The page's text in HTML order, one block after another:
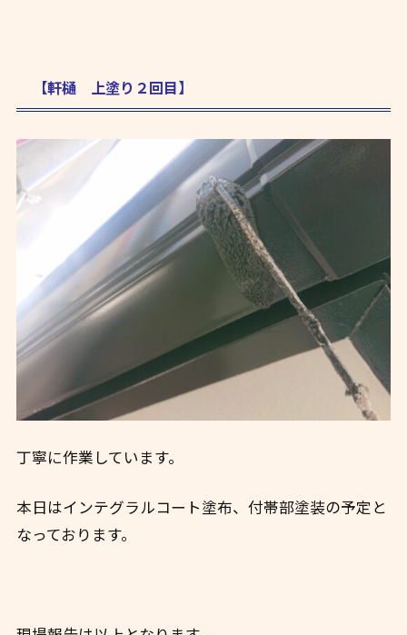
【軒樋 上塗り２回目】
丁寧に作業しています。
本日はインテグラルコート塗布、付帯部塗装の予定と
なっております。